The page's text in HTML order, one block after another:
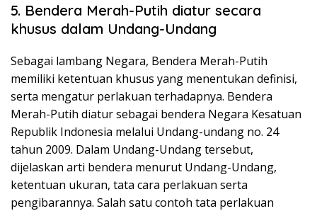
5. Bendera Merah-Putih diatur secara
khusus dalam Undang-Undang
Sebagai lambang Negara, Bendera Merah-Putih
memiliki ketentuan khusus yang menentukan definisi,
serta mengatur perlakuan terhadapnya. Bendera
Merah-Putih diatur sebagai bendera Negara Kesatuan
Republik Indonesia melalui Undang-undang no. 24
tahun 2009. Dalam Undang-Undang tersebut,
dijelaskan arti bendera menurut Undang-Undang,
ketentuan ukuran, tata cara perlakuan serta
pengibarannya. Salah satu contoh tata perlakuan